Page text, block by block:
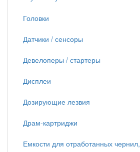
Головки
Датчики / сенсоры
Девелоперы / стартеры
Дисплеи
Дозирующие лезвия
Драм-картриджи
Емкости для отработанных чернил,